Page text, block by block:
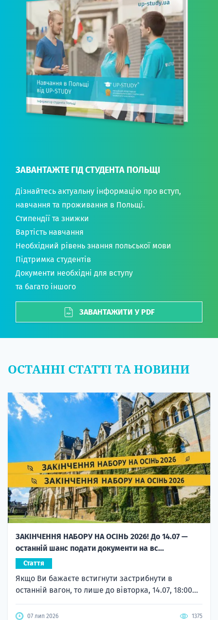
ЗАВАНТАЖТЕ ГІД СТУДЕНТА ПОЛЬЩІ
Дізнайтесь актуальну інформацію про вступ,
навчання та проживання в Польщі.
Стипендії та знижки
Вартість навчання
Необхідний рівень знання польської мови
Підтримка студентів
Документи необхідні для вступу
та багато іншого
ЗАВАНТАЖИТИ У PDF
ОСТАННІ СТАТТІ ТА НОВИНИ
ЗАКІНЧЕННЯ НАБОРУ НА ОСІНЬ 2026! До 14.07 —
останній шанс подати документи на вс...
Стаття
Якщо Ви бажаєте встигнути застрибнути в
останній вагон, то лише до вівторка, 14.07, 18:00...
07 лип 2026 1375